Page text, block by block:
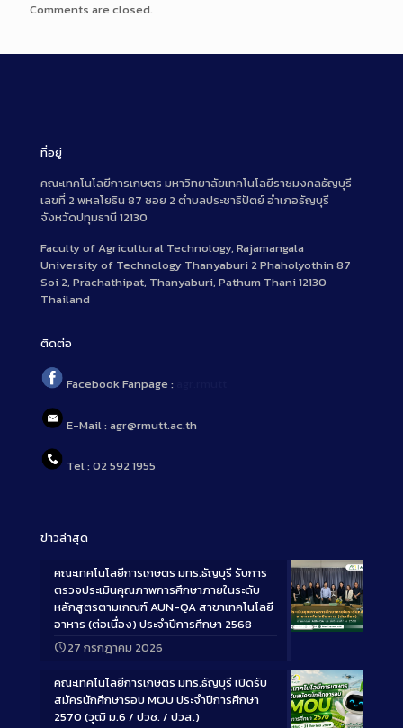
Comments are closed.
ที่อยู่
คณะเทคโนโลยีการเกษตร มหาวิทยาลัยเทคโนโลยีราชมงคลธัญบุรี
เลขที่ 2 พหลโยธิน 87 ซอย 2 ตำบลประชาธิปัตย์ อำเภอธัญบุรี
จังหวัดปทุมธานี 12130
Faculty of Agricultural Technology, Rajamangala
University of Technology Thanyaburi 2 Phaholyothin 87
Soi 2, Prachathipat, Thanyaburi, Pathum Thani 12130
Thailand
ติดต่อ
Facebook Fanpage :
E-Mail : agr@rmutt.ac.th
Tel : 02 592 1955
ข่าวล่าสุด
Long
คณะเทคโนโลยีการเกษตร มทร.ธัญบุรี รับการ
ตรวจประเมินคุณภาพการศึกษาภายในระดับ
หลักสูตรตามเกณฑ์ AUN-QA สาขาเทคโนโลยี
อาหาร (ต่อเนื่อง) ประจำปีการศึกษา 2568
27 กรกฎาคม 2026
คณะเทคโนโลยีการเกษตร มทร.ธัญบุรี เปิดรับ
สมัครนักศึกษารอบ MOU ประจำปีการศึกษา
2570 (วุฒิ ม.6 / ปวช. / ปวส.)